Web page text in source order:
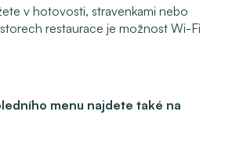
v hotovosti, stravenkami nebo
restaurace je možnost Wi-Fi
menu najdete také na